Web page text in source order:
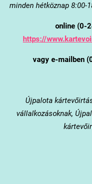
minden hétköznap 8:00-
online (0-
https://
vagy e-mailben
Újpalota
vállalkozásoknak,